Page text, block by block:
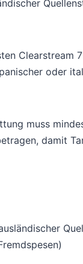
Clearstream
oder
muss
damit